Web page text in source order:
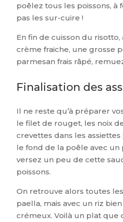
poêlez tous les poissons, à
pas les sur-cuire !
En fin de cuisson du risotto,
crème fraiche, une grosse
parmesan frais râpé,
Finalisation des
Il ne reste qu’à préparer
le filet de rouget, les noix
crevettes dans les
le fond de la poêle avec un
versez un peu de cette
poissons.
On retrouve alors toutes
paella, mais avec un riz
crémeux. Voilà un plat que